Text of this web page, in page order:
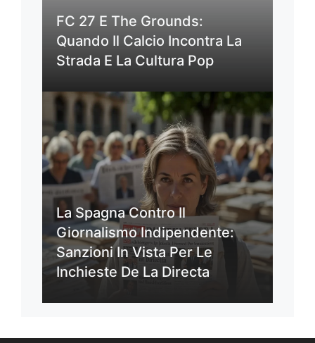
FC 27 E The Grounds:
Quando Il Calcio Incontra La
Strada E La Cultura Pop
La Spagna Contro Il
Giornalismo Indipendente:
Sanzioni In Vista Per Le
Inchieste De La Directa